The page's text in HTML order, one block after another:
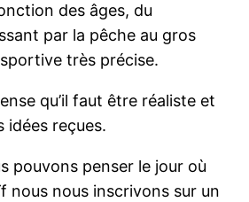
des âges, du
par la pêche au gros
sportive très précise.
qu’il faut être réaliste et
idées reçues.
pouvons penser le jour où
nous nous inscrivons sur un